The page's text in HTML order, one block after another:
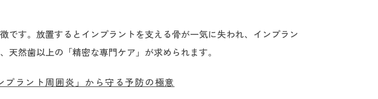
す。放置するとインプラントを支える骨が一気に失われ、インプラン
然歯以上の「精密な専門ケア」が求められます。
ラント周囲炎」から守る予防の極意